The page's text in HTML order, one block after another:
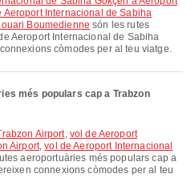
Aeroport Internacional de Sabiha
Boumedienne són les rutes
Aeroport Internacional de Sabiha
còmodes per al teu viatge.
més populars cap a Trabzon
Airport, vol de Aeroport
Airport,vol de Aeroport Internacional
aeroportuàries més populars cap a
connexions còmodes per al teu